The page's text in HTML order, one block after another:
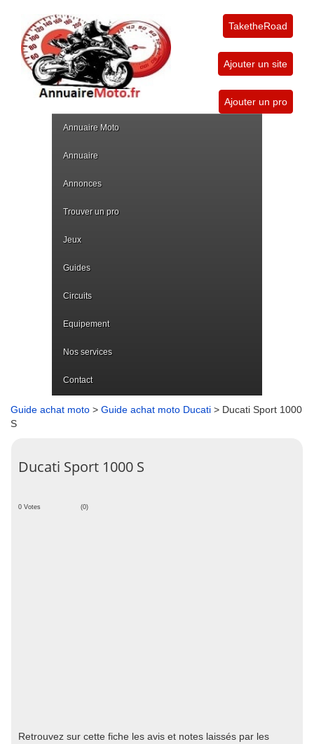
TaketheRoad
Ajouter un site
Ajouter un pro
Annuaire Moto
Annuaire
Annonces
Trouver un pro
Jeux
Guides
Circuits
Equipement
Nos services
Contact
Guide achat moto > Guide achat moto Ducati > Ducati Sport 1000
S
Ducati Sport 1000 S
0 Votes (0)
Retrouvez sur cette fiche les avis et notes laissés par les